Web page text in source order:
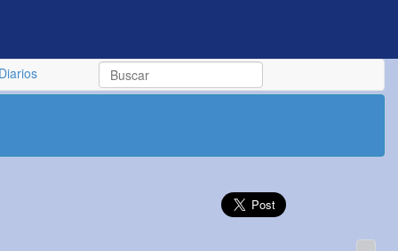
Diarios